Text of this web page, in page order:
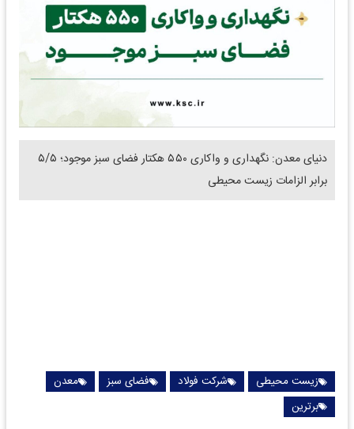
دنیای معدن: نگهداری و واکاری ۵۵۰ هکتار فضای سبز موجود؛ ۵/۵
برابر الزامات زیست محیطی
زیست محیطی شرکت فولاد فضای سبز
معدن
برترین